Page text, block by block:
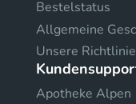
Bestelstatus
Allgemeine
Unsere
Apotheke Alpen